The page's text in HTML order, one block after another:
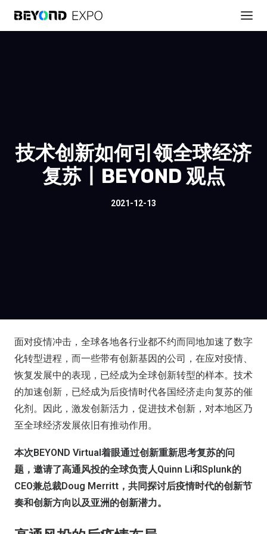
技术创新如何引领全球经济
复苏丨BEYOND 观点
2021-12-13
面对疫情冲击，全球各地各行业都不约而同地加速了数字
化转型进程，而一些带有创新基因的公司，在应对疫情、
恢复发展中的表现，已经成为全球创新转型的样本。技术
的加速创新，已经成为后疫情时代各国经济走向复苏的催
化剂。因此，激发创新活力，促进技术创新，对本地区乃
至全球经济发展依旧有推动作用。
本次BEYOND Virtual着眼通过创新重新思考复苏的问
题，邀请了高通风投的全球负责人Quinn Li和Splunk的
CEO兼总裁Doug Merritt，共同探讨后疫情时代的创新节
奏和创新方向以及亚洲的创新潜力。